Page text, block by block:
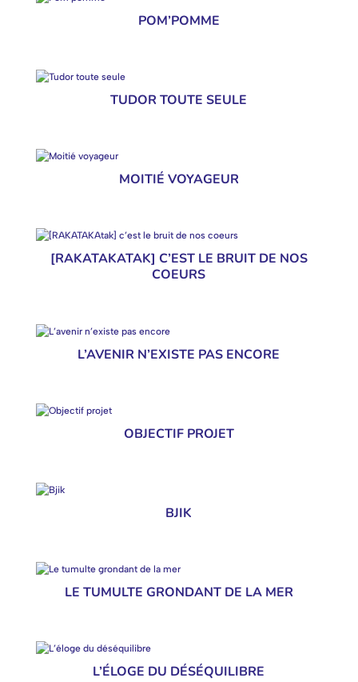
POM’POMME
TUDOR TOUTE SEULE
MOITIÉ VOYAGEUR
[RAKATAKATAK] C’EST LE BRUIT DE NOS
COEURS
L’AVENIR N’EXISTE PAS ENCORE
OBJECTIF PROJET
BJIK
LE TUMULTE GRONDANT DE LA MER
L’ÉLOGE DU DÉSÉQUILIBRE